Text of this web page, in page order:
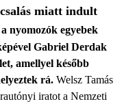
miatt indult
nyomozók egyebek
Gabriel Derdak
amellyel később
rá. Welsz Tamás
iratot a Nemzeti